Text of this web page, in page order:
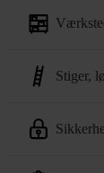
stiger,